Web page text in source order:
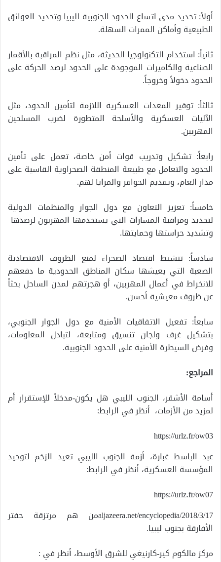
أولاً: تحديد مدى اتساع الحدود الجنوبية لليبيا وتحديد العوائق
الطبيعية وأماكن الممرات السهلة.
ثانياً: استخدام التكنولوجيا الحديثة، مثل نظم المراقبة بالأقمار
الصناعية والكاميرات الموجودة على الحدود لرصد الحركة على
الحدود دخولاً وخروجاً.
ثالثاً: توفير المعدات العسكرية اللازمة لتأمين الحدود، مثل
الآليات العسكرية والأسلحة المتطورة لضرب المسلحين
المهربين.
رابعاً: تشكيل وتدريب قوات أمن خاصة، تعمل على تأمين
الحدود والتعامل مع طبيعة المنطقة الصحراوية القاسية على
مدار العام، وتقديم الحوافز والمزايا لهم.
خامساً: تعزيز التعاون مع دول الجوار والمنظمات الدولية
لتحديد ومراقبة المسارات التي يستخدمها المهربون لرصدها
وتشديد حراستها وحمايتها.
سادساً: تنشيط اقتصاد الصحراء لمنع الظروف الاقتصادية
الصعبة التي يعيشها سكان المناطق الحدودية ما دفعهم
للانخراط في أعمال المهربين، أو هجرتهم لمدن الساحل بحثاً
عن ظروف معيشية أحسن.
سابعاً: تفعيل الاتفاقيات الأمنية مع دول الجوار الجنوبي،
بتشكيل غرف ولجان تنسيق ومتابعة، لتبادل المعلومات،
وفرض السيطرة الأمنية على الحدود الجنوبية.
المراجع:
أسامة الأشقر، الجنوب الليبي هل يكون-مدخلاً للإستقرار أم
لمزيد من الأزمات، أنظر في الرابط:
https://urlz.fr/ow03
عبد الباسط غبارة، أزمة الجنوب الليبي تعيد الزخم لتوحيد
المؤسسة العسكرية، أنظر في الرابط:
https://urlz.fr/ow07
aljazeera.net/encyclopedia/2018/3/17من هم مرتزقة حفتر
الأفارقة بجنوب ليبيا.
مركز مالكوم كير-كارنيغي للشرق الأوسط، أنظر في :